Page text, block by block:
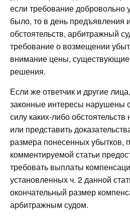
если требование добровольно
было, то в день предъявления
обстоятельств, арбитражный
требование о возмещении
внимание цены,
решения.
Если же ответчик и другие
законные интересы нарушены
силу каких-либо
или представить
размера понесенных убытков,
комментируемой статьи
требовать выплаты
установленных ч. 2 данной
окончательный размер
арбитражным судом.